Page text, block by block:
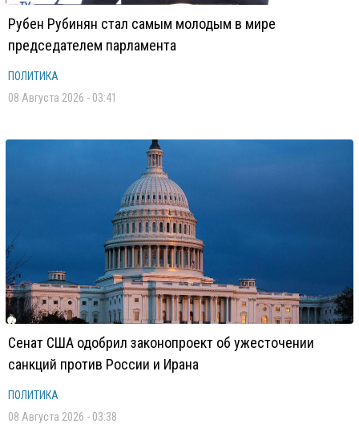
Рубен Рубинян стал самым молодым в мире
председателем парламента
ПОЛИТИКА
08 Августа 2026 - 03:41
Сенат США одобрил законопроект об ужесточении
санкций против России и Ирана
ПОЛИТИКА
08 Августа 2026 - 03:38